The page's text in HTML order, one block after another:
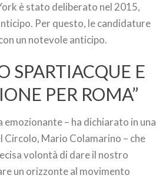
è stato deliberato nel 2015,
Per questo, le candidature
un notevole anticipo.
SPARTIACQUE E
PER ROMA”
emozionante – ha dichiarato in una
Circolo, Mario Colamarino – che
volontà di dare il nostro
un orizzonte al movimento